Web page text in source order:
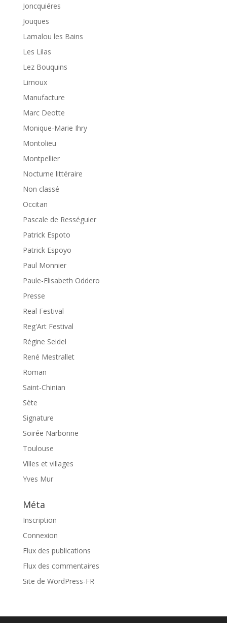
Joncquiéres
Jouques
Lamalou les Bains
Les Lilas
Lez Bouquins
Limoux
Manufacture
Marc Deotte
Monique-Marie Ihry
Montolieu
Montpellier
Nocturne littéraire
Non classé
Occitan
Pascale de Rességuier
Patrick Espoto
Patrick Espoyo
Paul Monnier
Paule-Elisabeth Oddero
Presse
Real Festival
Reg'Art Festival
Régine Seidel
René Mestrallet
Roman
Saint-Chinian
Sète
Signature
Soirée Narbonne
Toulouse
Villes et villages
Yves Mur
Méta
Inscription
Connexion
Flux des publications
Flux des commentaires
Site de WordPress-FR